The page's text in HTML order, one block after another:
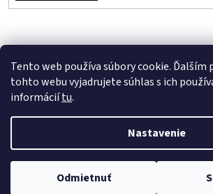
Tento web používa súbory cookie. Ďalším
tohto webu vyjadrujete súhlas s ich
informáciítu.
Nastavenie
Odmietnuť
Vytvoril Shoptet
Copyright 2026Vinyloveplatne.sk .